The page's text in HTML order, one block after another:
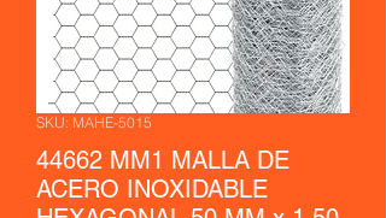
SKU: MAHE-5015
44662 MM1 MALLA DE
ACERO INOXIDABLE